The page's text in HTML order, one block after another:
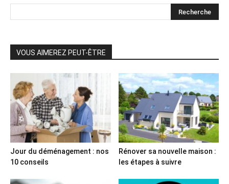
VOUS AIMEREZ PEUT-ÊTRE
Jour du déménagement : nos
10 conseils
Rénover sa nouvelle maison :
les étapes à suivre